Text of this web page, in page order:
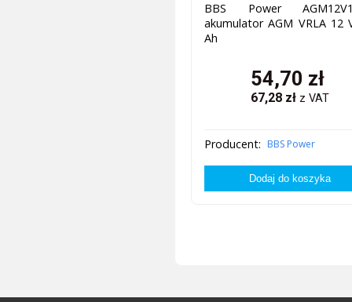
BBS Power
akumulator AGM VRLA 12
Ah
54,70 zł
67,28 zł z VAT
Producent: BBS Power